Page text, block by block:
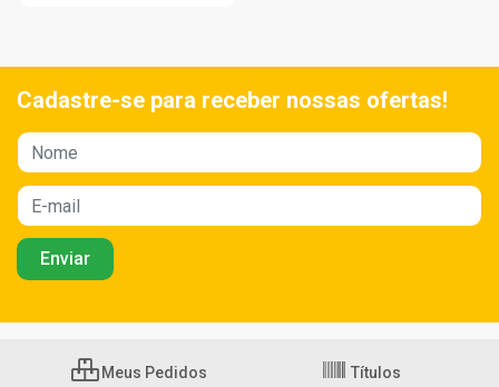
Cadastre-se para receber nossas ofertas!
Meus Pedidos Títulos